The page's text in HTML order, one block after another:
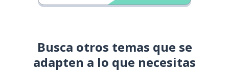
Busca otros temas que se
adapten a lo que necesitas